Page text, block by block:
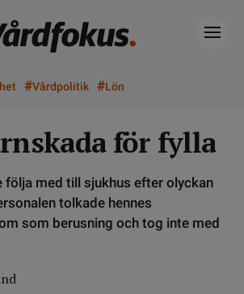
#Vårdpolitik #Lön
för fylla
följa med till sjukhus efter olyckan
tolkade hennes
som berusning och tog inte med